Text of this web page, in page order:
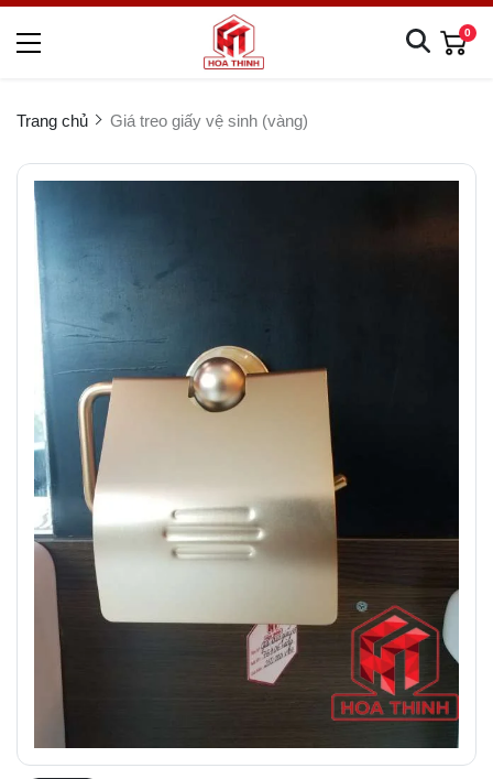
0
Trang chủ Giá treo giấy vệ sinh (vàng)